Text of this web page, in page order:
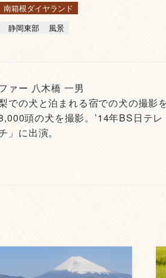
南箱根ダイヤランド
静岡東部 風景
ァー 八木橋 一男
での犬と泊まれる宿での犬の撮影
頭の犬を撮影。’14年BS日テ
」に出演。